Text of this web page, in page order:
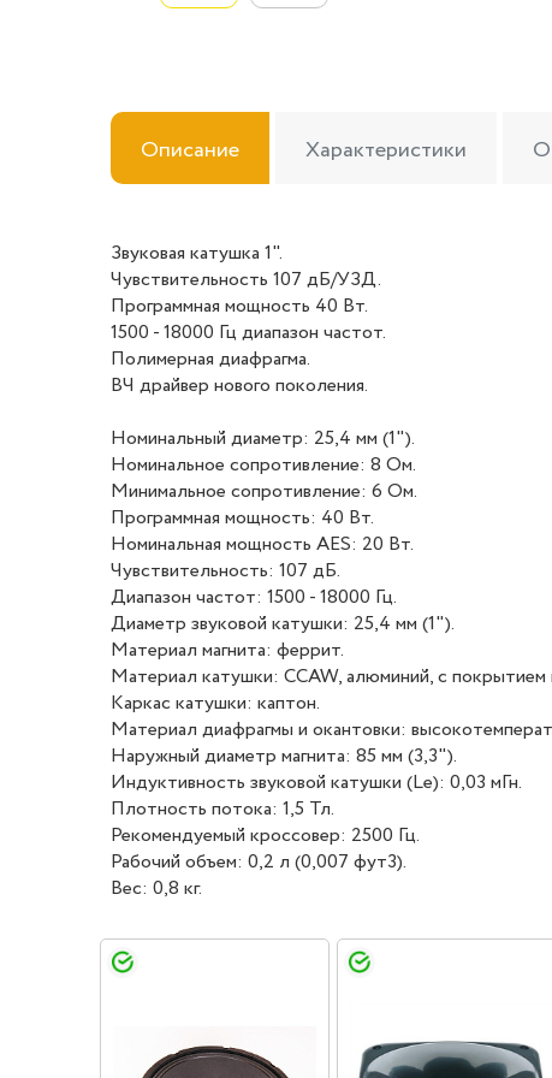
Описание Характеристики
Звуковая катушка 1".
Чувствительность 107 дБ/УЗД.
Программная мощность 40 Вт.
1500 - 18000 Гц диапазон частот.
Полимерная диафрагма.
ВЧ драйвер нового поколения.
Номинальный диаметр: 25,4 мм (1").
Номинальное сопротивление: 8 Ом.
Минимальное сопротивление: 6 Ом.
Программная мощность: 40 Вт.
Номинальная мощность AES: 20 Вт.
Чувствительность: 107 дБ.
Диапазон частот: 1500 - 18000 Гц.
Диаметр звуковой катушки: 25,4 мм (1").
Материал магнита: феррит.
Материал катушки: CCAW, алюминий, с
Каркас катушки: каптон.
Материал диафрагмы и окантовки:
Наружный диаметр магнита: 85 мм (3,3").
Индуктивность звуковой катушки (Le): 0,03 мГн.
Плотность потока: 1,5 Тл.
Рекомендуемый кроссовер: 2500 Гц.
Рабочий объем: 0,2 л (0,007 фут3).
Вес: 0,8 кг.